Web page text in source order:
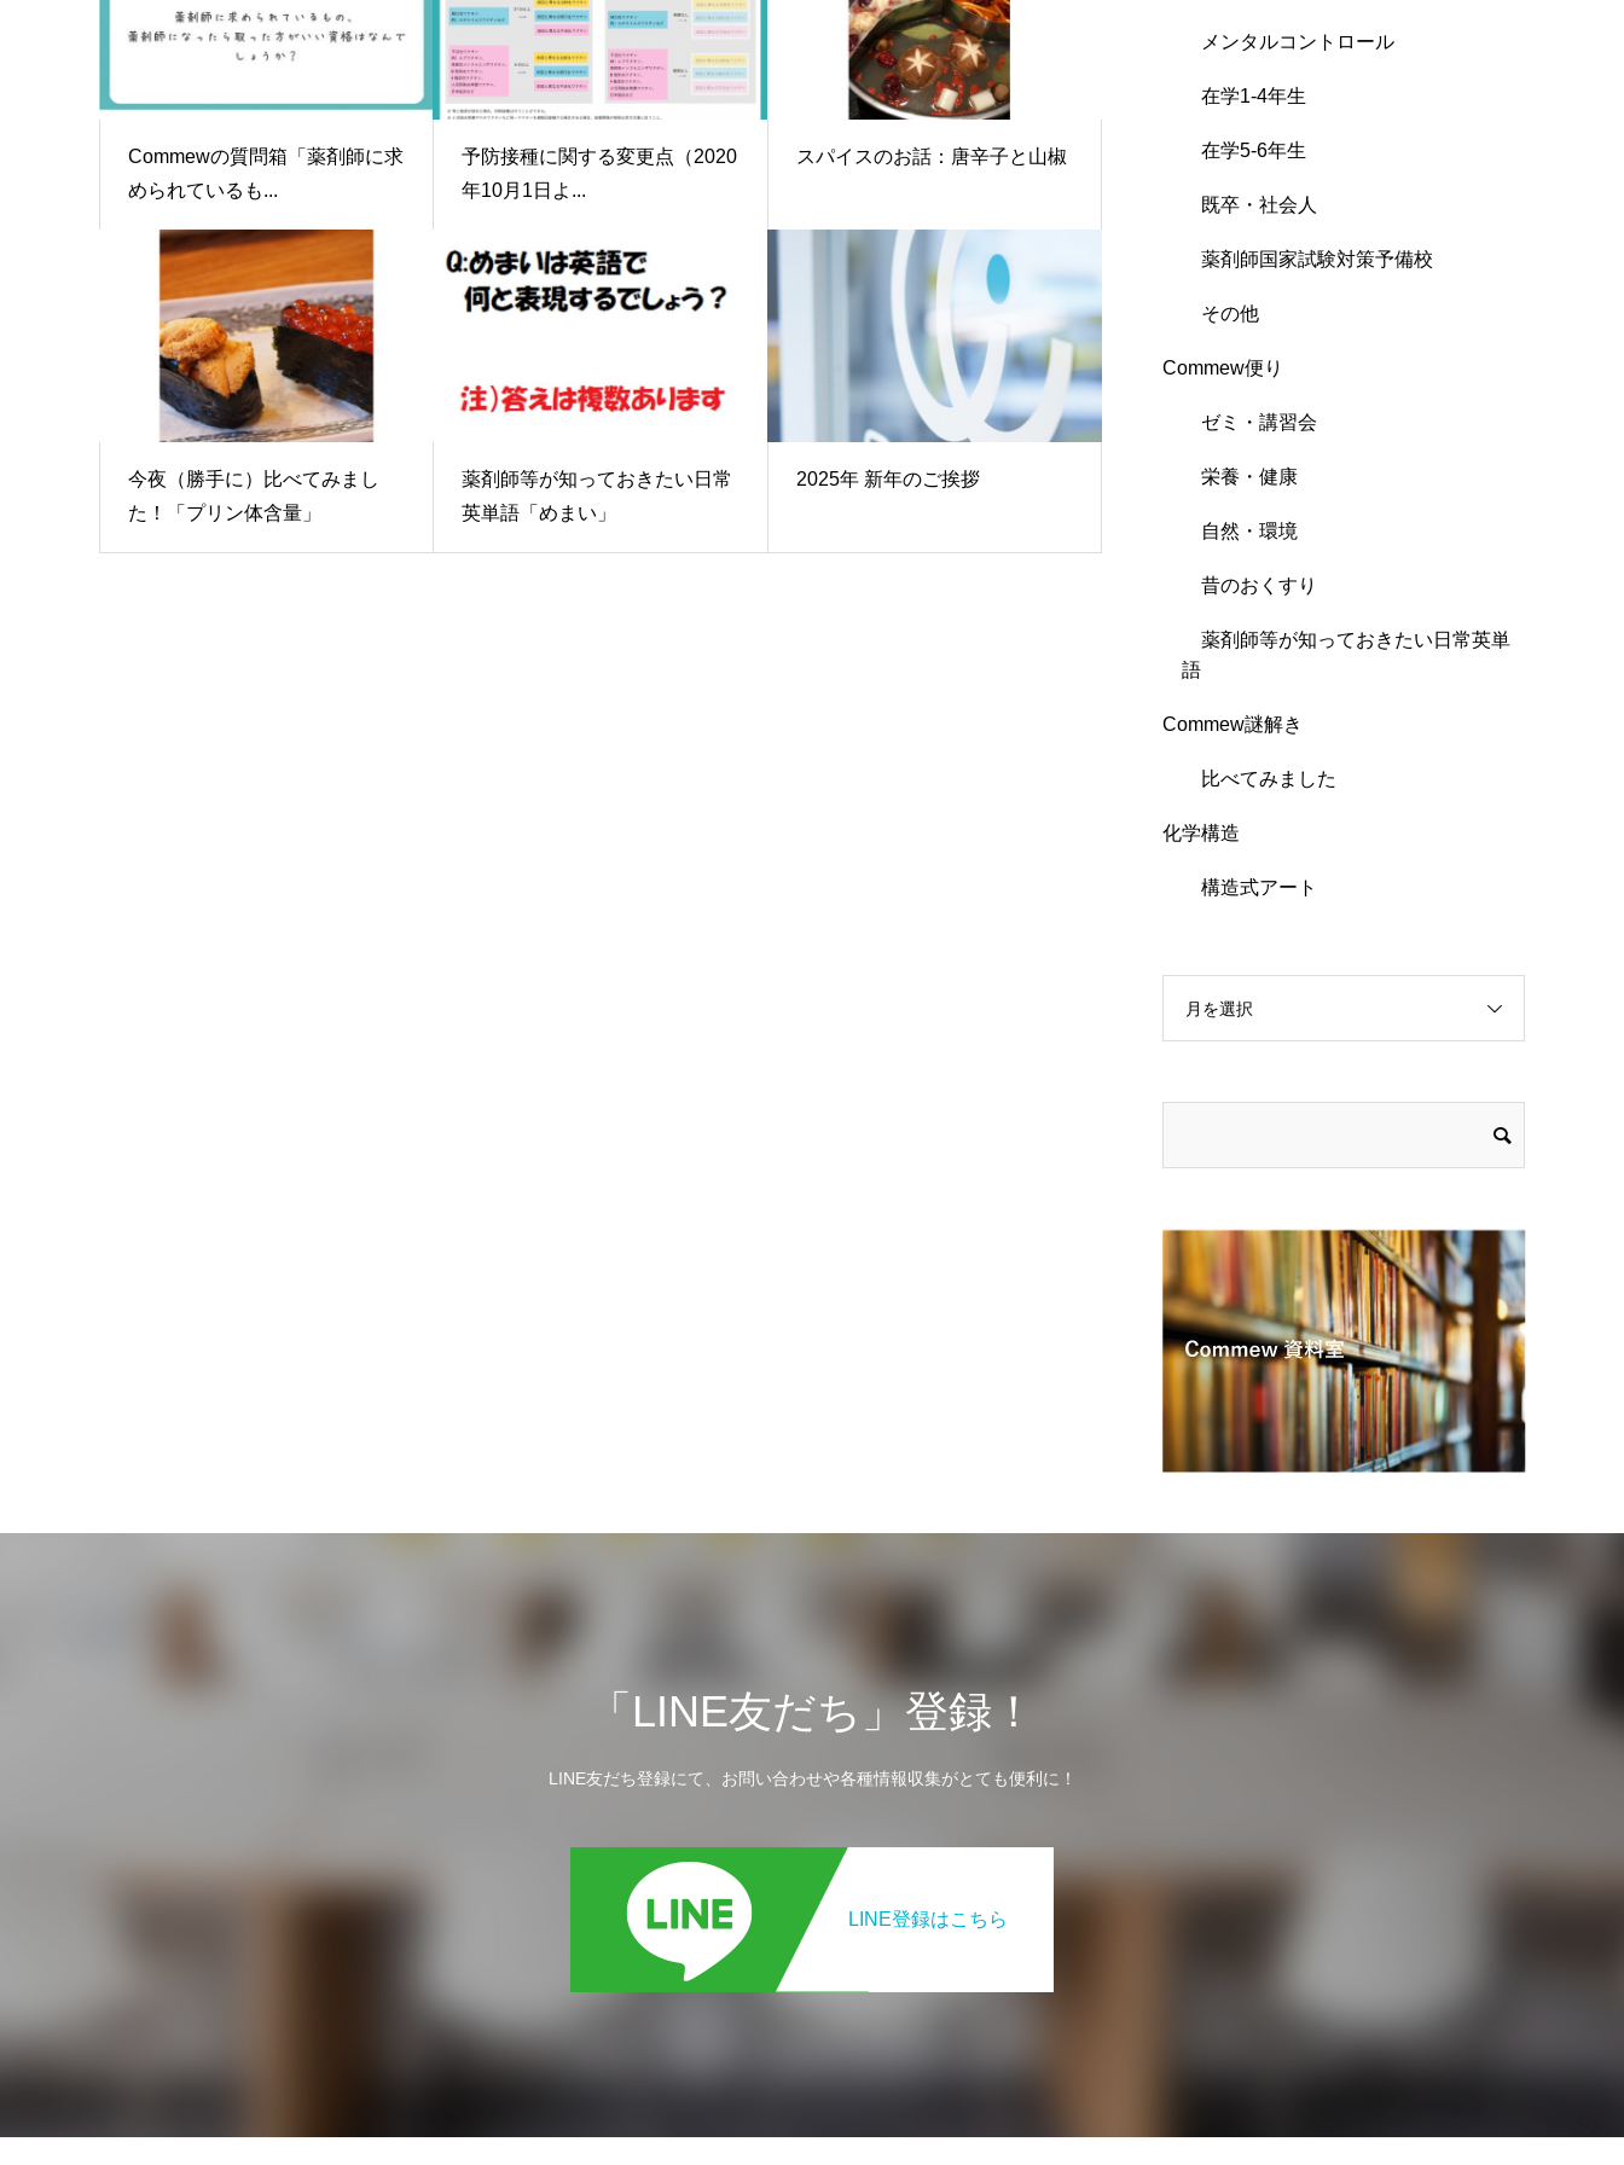
Commewの質問箱「薬剤師に求
められているも...
予防接種に関する変更点（2020
年10月1日よ...
スパイスのお話：唐辛子と山椒
今夜（勝手に）比べてみまし
た！「プリン体含量」
薬剤師等が知っておきたい日常
英単語「めまい」
2025年 新年のご挨拶
メンタルコントロール
在学1-4年生
在学5-6年生
既卒・社会人
薬剤師国家試験対策予備校
その他
Commew便り
ゼミ・講習会
栄養・健康
自然・環境
昔のおくすり
薬剤師等が知っておきたい日常英単
語
Commew謎解き
比べてみました
化学構造
構造式アート
月を選択
「LINE友だち」登録！
LINE友だち登録にて、お問い合わせや各種情報収集がとても便利に！
LINE登録はこちら